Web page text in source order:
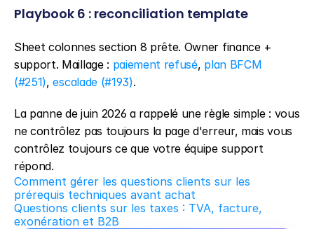
Playbook 6 : reconciliation template
Sheet colonnes section 8 prête. Owner finance +
support. Maillage : paiement refusé, plan BFCM
(#251), escalade (#193).
La panne de juin 2026 a rappelé une règle simple : vous
ne contrôlez pas toujours la page d'erreur, mais vous
contrôlez toujours ce que votre équipe support
répond.
Comment gérer les questions clients sur les
prérequis techniques avant achat
Questions clients sur les taxes : TVA, facture,
exonération et B2B